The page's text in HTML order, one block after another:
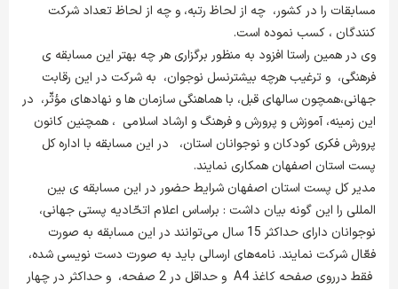
مسابقات را در کشور، چه از لحاظ رتبه، و چه از لحاظ تعداد شرکت
کنندگان ، کسب نموده است.
وی در همین راستا افزود به منظور برگزاری هر چه بهتر این مسابقه ی
فرهنگی، و ترغیب هرچه بیشترنسل نوجوان، به شرکت در این رقابت
جهانی،همچون سالهای قبل، با هماهنگی سازمان ها و نهادهای مؤثّر، در
این زمینه، آموزش و پرورش و فرهنگ و ارشاد اسلامی ، همچنین کانون
پرورش فکری کودکان و نوجوانان استان، در این مسابقه با اداره کل
پست استان اصفهان همکاری نمایند.
مدیر کل پست استان اصفهان شرایط حضور در این مسابقه ی بین
المللی را این گونه بیان داشت : براساس اعلام اتحّادیه پستی جهانی،
نوجوانان دارای حداکثر 15 سال می‌توانند در این مسابقه به صورت
فعّال شرکت نمایند. نامه‌های ارسالی باید به صورت دست نویسی شده،
فقط درروی صفحه کاغذ A4 و حداقل در 2 صفحه، و حداکثر در چهار